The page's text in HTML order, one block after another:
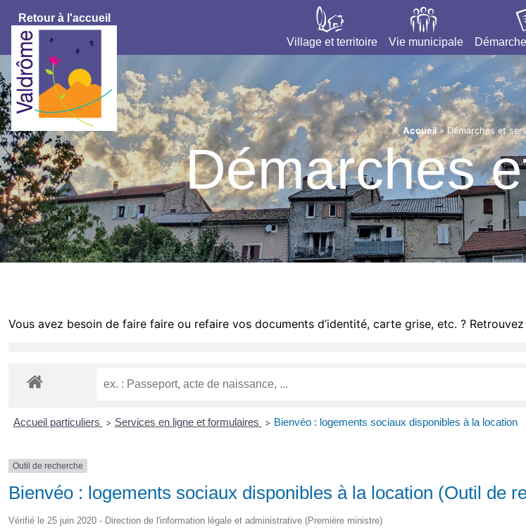
Retour à l'accueil
Village et territoire
Vie municipale
Accueil»Démarches et
Démarches
Vous avez besoin de faire faire ou refaire vos documents d’identité, carte grise, etc. ?
Accueil particuliers > Services en ligne et formulaires > Bienvéo : logements sociaux disponibles à la location
Outil de recherche
Bienvéo : logements sociaux disponibles à la location (Outil de
Vérifié le 25 juin 2020 - Direction de l'information légale et administrative (Première ministre)